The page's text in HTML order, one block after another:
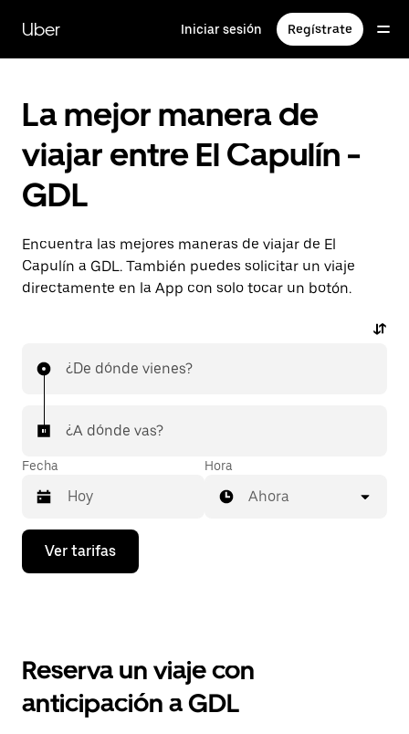
contenido
principal
Uber Iniciar sesión Regístrate
La mejor manera de
viajar entre El Capulín -
GDL
Encuentra las mejores maneras de viajar de El
Capulín a GDL. También puedes solicitar un viaje
directamente en la App con solo tocar un botón.
¿De dónde vienes?
¿A dónde vas?
Fecha
Presiona
flecha
el
y
selecciona
Hora
Ahora
Ver tarifas
Reserva un viaje con
anticipación a GDL